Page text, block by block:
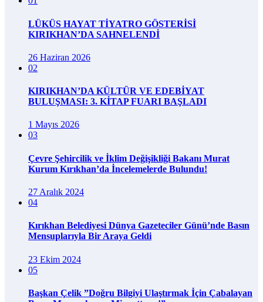
LÜKÜS HAYAT TİYATRO GÖSTERİSİ
KIRIKHAN’DA SAHNELENDİ
26 Haziran 2026
02
KIRIKHAN’DA KÜLTÜR VE EDEBİYAT
BULUŞMASI: 3. KİTAP FUARI BAŞLADI
1 Mayıs 2026
03
Çevre Şehircilik ve İklim Değişikliği Bakanı Murat
Kurum Kırıkhan’da İncelemelerde Bulundu!
27 Aralık 2024
04
Kırıkhan Belediyesi Dünya Gazeteciler Günü’nde Basın
Mensuplarıyla Bir Araya Geldi
23 Ekim 2024
05
Başkan Çelik ”Doğru Bilgiyi Ulaştırmak İçin Çabalayan